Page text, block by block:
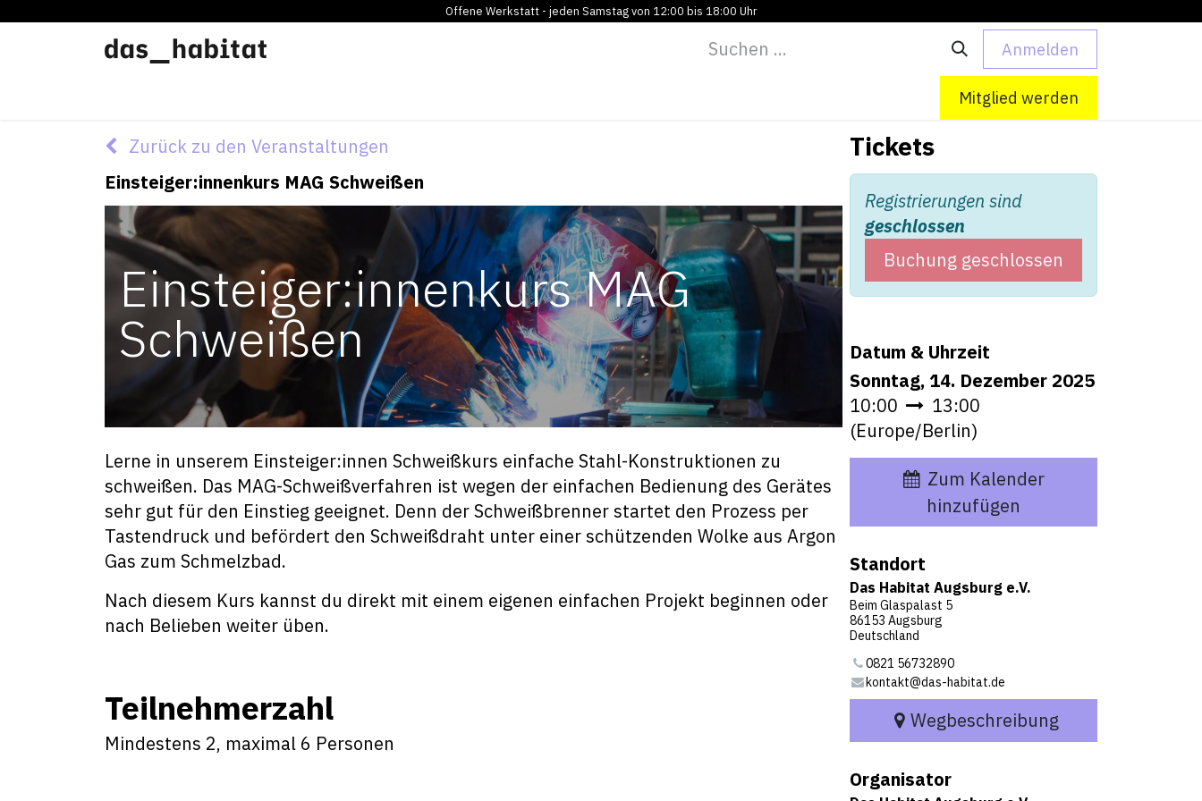
Offene Werkstatt - jeden Samstag von 12:00 bis 18:00 Uhr
Anmelden
Mitglied werden
Zurück zu den Veranstaltungen
Einsteiger:innenkurs MAG Schweißen
Einsteiger:innenkurs MAG
Schweißen
Lerne in unserem Einsteiger:innen Schweißkurs einfache Stahl-Konstruktionen zu
schweißen. Das MAG-Schweißverfahren ist wegen der einfachen Bedienung des Gerätes
sehr gut für den Einstieg geeignet. Denn der Schweißbrenner startet den Prozess per
Tastendruck und befördert den Schweißdraht unter einer schützenden Wolke aus Argon
Gas zum Schmelzbad.
Nach diesem Kurs kannst du direkt mit einem eigenen einfachen Projekt beginnen oder
nach Belieben weiter üben.
Teilnehmerzahl
Mindestens 2, maximal 6 Personen
Tickets
Registrierungen sind
geschlossen
Buchung geschlossen
Datum & Uhrzeit
Sonntag, 14. Dezember 2025
10:00
13:00
(Europe/Berlin)
Zum Kalender
hinzufügen
Standort
Das Habitat Augsburg e.V.
Beim Glaspalast 5
86153 Augsburg
Deutschland
0821 56732890
kontakt@das-habitat.de
Wegbeschreibung
Organisator